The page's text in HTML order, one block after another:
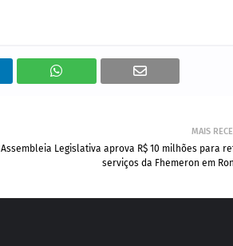
MAIS
Assembleia Legislativa aprova R$ 10 milhões para
serviços da Fhemeron em